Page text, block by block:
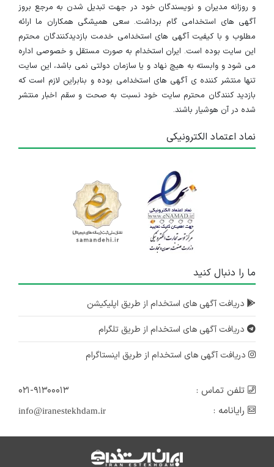
کارشناس یا کارشناس ارشد الکترونیک
البرز
۷ سال پیش منقضی شده
مدیر پروژه نرم افزار - مسئول تضمین کیفیت- کارشناس ارشد الکترونیک
البرز
کارشناس فروش خارجی
۷ سال پیش
کارشناس یا کارشناس ارشد مهندسی پزشکی
البرز
و روزانه مدیران و نویسندگان خود در جهت تبدیل شدن به مرجع بروز
آگهی های استخدامی گام برداشت. سعی همیشگی همکاران ما ارائه
مطلوب و با کیفیت آگهی های استخدامی خدمت بازدیدکنندگان محترم
این سایت بوده است. ایران استخدام به صورت مستقل و خصوصی اداره
می شود و وابسته به هیچ نهاد و یا سازمان دولتی نمی باشد، این سایت
تنها منتشر کننده ی آگهی های استخدامی بوده و بنابراین لازم است که
بازدید کنندگان محترم سایت خود نسبت به صحت و سقم اخبار منتشر
شده در آن هوشیار باشند.
نماد اعتماد الکترونیکی
ما را دنبال کنید
دریافت آگهی های استخدام از طریق اپلیکیشن
دریافت آگهی های استخدام از طریق تلگرام
دریافت آگهی های استخدام از طریق اینستاگرام
تلفن تماس :
۰۲۱-۹۱۳۰۰۰۱۳
رایانامه :
info@iranestekhdam.ir